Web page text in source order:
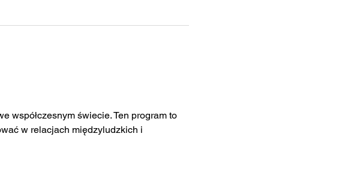
współczesnym świecie. Ten program to
w relacjach międzyludzkich i